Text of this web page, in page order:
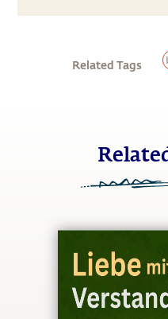
Related Tags